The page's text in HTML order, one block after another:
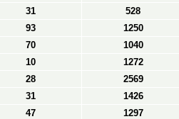
31 528
93 1250
70 1040
10 1272
28 2569
31 1426
47 1297